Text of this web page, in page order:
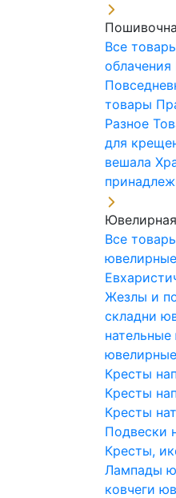
Все
облачения
товары
Разное
для
вешала
Все
ювелирные
Жезлы и
складни
ювелирные
Кресты
Кресты
Кресты
Подвески
Кресты,
Лампады
ковчеги